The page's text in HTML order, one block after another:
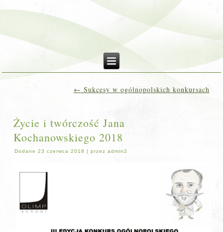
← Sukcesy w ogólnopolskich konkursach
Życie i twórczość Jana
Kochanowskiego 2018
Dodane 23 czerwca 2018 |przez admin2